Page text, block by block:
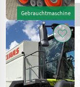
Gebrauchtmaschine